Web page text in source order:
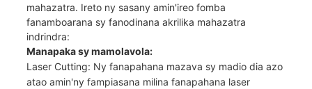
mahazatra. Ireto ny sasany amin'ireo fomba
fanamboarana sy fanodinana akrilika mahazatra
indrindra:
Manapaka sy mamolavola:
Laser Cutting: Ny fanapahana mazava sy madio dia azo
atao amin'ny fampiasana milina fanapahana laser